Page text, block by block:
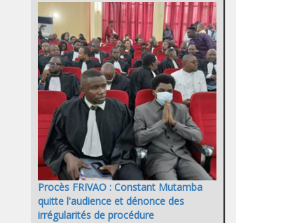
Procès FRIVAO : Constant Mutamba
quitte l'audience et dénonce des
irrégularités de procédure